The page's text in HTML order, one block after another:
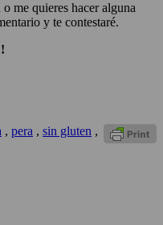
me quieres hacer alguna
y te contestaré.
, pera , sin gluten ,